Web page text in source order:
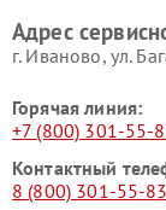
Miele
Адрес
г. Иваново, ул.
Горячая линия:
+7 (800) 301-55-
Контактный
8 (800) 301-55-83